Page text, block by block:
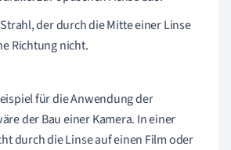
der durch die Mitte einer Linse
Richtung nicht.
für die Anwendung der
der Bau einer Kamera. In einer
durch die Linse auf einen Film oder